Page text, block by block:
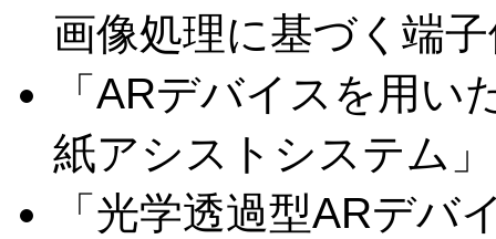
画像処理に基づく端
「ARデバイスを用
紙アシストシステム」
「光学透過型ARデ